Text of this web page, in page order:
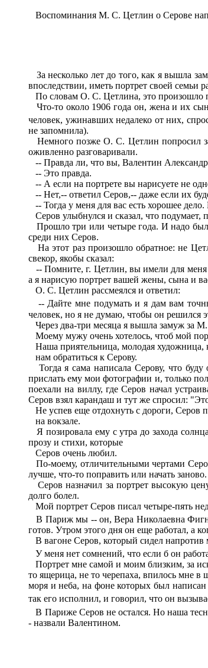
Воспоминания М. С. Цетлин о Серове
За несколько лет до того, как я вышла
впоследствии, иметь портрет своей семьи
По словам О. С. Цетлина, это произошло
Что-то около 1906 года он, жена и их
человек, ужинавших недалеко от них,
не запомнила).
Немного позже О. С. Цетлин попросил
оживленно разговаривали.
-- Правда ли, что вы, Валентин
-- Это правда.
-- А если на портрете вы нарисуете не
-- Нет,-- ответил Серов,-- даже если их
-- Тогда у меня для вас есть хорошее
Серов улыбнулся и сказал, что подумает,
Прошло три или четыре года. И надо
среди них Серов.
На этот раз произошло обратное: не
свекор, якобы сказал:
-- Помните, г. Цетлин, вы имели для меня
а я нарисую портрет вашей жены, сына и
О. С. Цетлин рассмеялся и ответил:
-- Дайте мне подумать и я дам вам
человек, но я не думаю, чтобы он решился
Через два-три месяца я вышла замуж за
Моему мужу очень хотелось, чтоб мой
Наша приятельница, молодая художница,
нам обратиться к Серову.
Тогда я сама написала Серову, что
прислать ему мои фотографии и, только
поехали на виллу, где Серов начал
Серов взял карандаш и тут же спросил:
Не успев еще отдохнуть с дороги, Серов
на вокзале.
Я позировала ему с утра до захода
прозу и стихи, которые
Серов очень любил.
По-моему, отличительными чертами
лучше, что-то поправить или начать
Серов назначил за портрет высокую
долго болел.
Мой портрет Серов писал четыре-пять
В Париж мы -- он, Вера Николаевна
готов. Утром этого дня он еще работал, а
В вагоне Серов, который сидел напротив
У меня нет сомнений, что если б он
Портрет мне самой и моим близким, за
то ящерица, не то черепаха, впилось мне в
моря и неба, на фоне которых был написан
так его исполнил, и говорил, что он
В Париже Серов не остался. Но наша
- назвали Валентином.